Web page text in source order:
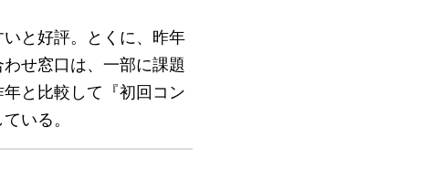
と好評。とくに、昨年
せ窓口は、一部に課題
と比較して『初回コン
いる。